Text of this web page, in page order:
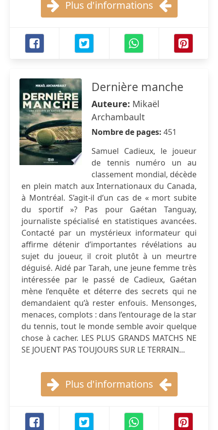
Plus d'informations
Dernière manche
Auteure: Mikaël
Archambault
Nombre de pages: 451
Samuel Cadieux, le joueur
de tennis numéro un au
classement mondial, décède
en plein match aux Internationaux du Canada,
à Montréal. S’agit-il d’un cas de « mort subite
du sportif »? Pas pour Gaétan Tanguay,
journaliste spécialisé en statistiques avancées.
Contacté par un mystérieux informateur qui
affirme détenir d’importantes révélations au
sujet du joueur, il croit plutôt à un meurtre
déguisé. Aidé par Tarah, une jeune femme très
intéressée par le passé de Cadieux, Gaétan
mène l’enquête et déterre des secrets qui ne
demandaient qu’à rester enfouis. Mensonges,
menaces, complots : dans l’entourage de la star
du tennis, tout le monde semble avoir quelque
chose à cacher. LES PLUS GRANDS MATCHS NE
SE JOUENT PAS TOUJOURS SUR LE TERRAIN...
Plus d'informations